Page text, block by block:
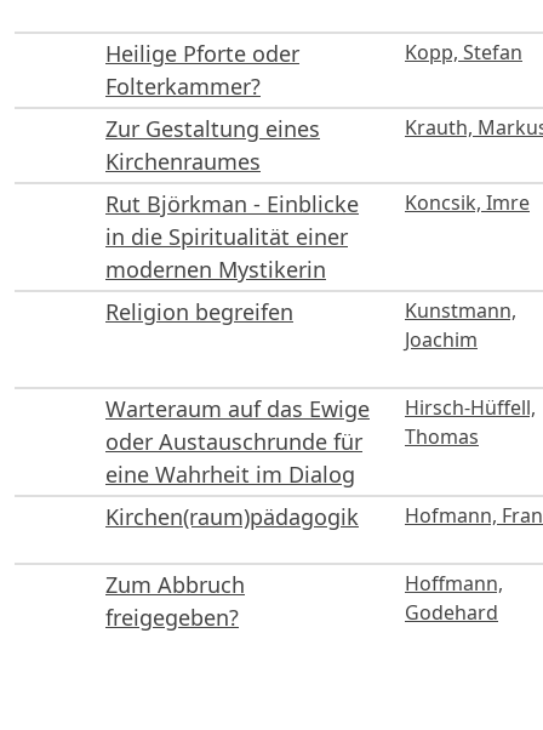
Heilige Pforte oder
Folterkammer?
Kopp, Stefan
Zur Gestaltung eines
Kirchenraumes
Krauth,
Rut Björkman - Einblicke
in die Spiritualität einer
modernen Mystikerin
Koncsik, Imre
Religion begreifen
Kunstmann,
Joachim
Warteraum auf das Ewige
oder Austauschrunde für
eine Wahrheit im Dialog
Hirsch-Hüffell,
Thomas
Kirchen(raum)pädagogik Hofmann,
Zum Abbruch
freigegeben?
Hoffmann,
Godehard